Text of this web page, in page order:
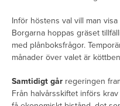
Inför höstens val vill man
Borgarna hoppas gräset
med plånboksfrågor.
månader över valet är
Samtidigt går regeringen
Från halvårsskiftet införs